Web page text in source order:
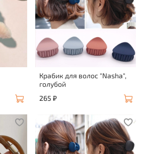
Крабик для волос "Nasha",
голубой
265 ₽